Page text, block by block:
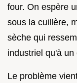
four. On espère
sous la cuillère,
sèche qui
industriel qu'à
Le problème